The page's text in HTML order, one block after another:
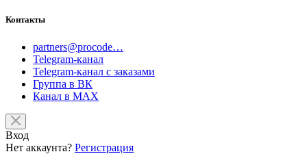
Контакты
partners@procode…
Telegram-канал
Telegram-канал с заказами
Группа в ВК
Канал в MAX
Вход
Нет аккаунта? Регистрация